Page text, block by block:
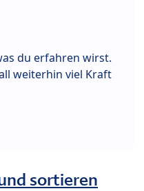
du erfahren wirst.
weiterhin viel Kraft
sortieren